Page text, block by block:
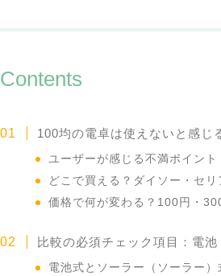
Contents
100均の電卓は使えないと感じ
ユーザーが感じる不満ポイン
どこで買える？ダイソー・セ
価格で何が変わる？100円・
比較の必須チェック項目：電
電池式とソーラー（ソーラー